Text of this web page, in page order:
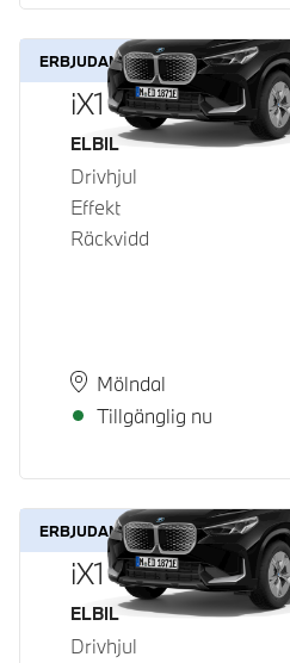
ERBJUDANDE
iX1 eDrive20
Bränsle
ELBIL
Drivhjul
Effekt
Räckvidd
PlatsMölndal
Leveranstid
Tillgänglig nu
ERBJUDANDE
iX1 eDrive20
Bränsle
ELBIL
Drivhjul